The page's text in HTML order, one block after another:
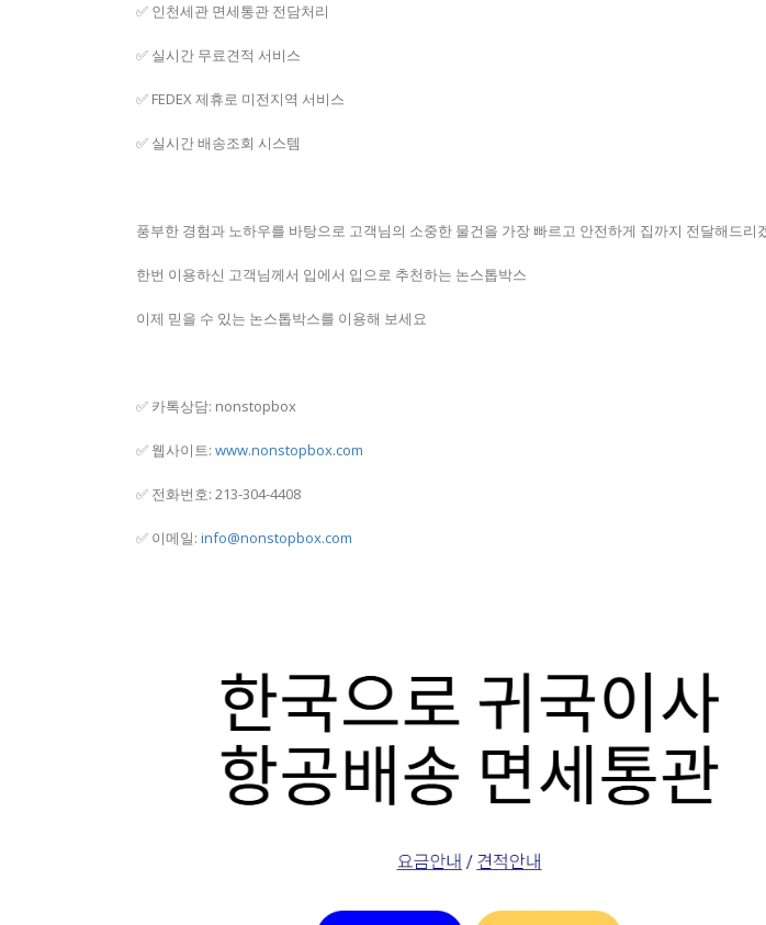
✅ 인천세관 면세통관 전담처리
✅ 실시간 무료견적 서비스
✅ FEDEX 제휴로 미전지역 서비스
✅ 실시간 배송조회 시스템
풍부한 경험과 노하우를 바탕으로 고객님의 소중한 물건을 가장 빠르고 안전하게 집까지 전달해드리
한번 이용하신 고객님께서 입에서 입으로 추천하는 논스톱박스
이제 믿을 수 있는 논스톱박스를 이용해 보세요
✅ 카톡상담: nonstopbox
✅ 웹사이트: www.nonstopbox.com
✅ 전화번호: 213-304-4408
✅ 이메일: info@nonstopbox.com